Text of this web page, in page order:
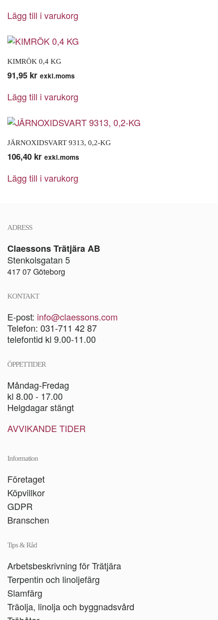
Lägg till i varukorg
KIMRÖK 0,4 KG
91,95 kr exkl.moms
Lägg till i varukorg
JÄRNOXIDSVART 9313, 0,2-KG
106,40 kr exkl.moms
Lägg till i varukorg
ADRESS
Claessons Trätjära AB
Stenkolsgatan 5
417 07 Göteborg
KONTAKT
E-post: info@claessons.com
Telefon: 031-711 42 87
telefontid kl 9.00-11.00
ÖPPETTIDER
Måndag-Fredag
kl 8.00 - 17.00
Helgdagar stängt
AVVIKANDE TIDER
Information
Företaget
Köpvillkor
GDPR
Branschen
Tips & Råd
Arbetsbeskrivning för Trätjära
Terpentin och linoljefärg
Slamfärg
Träolja, linolja och byggnadsvård